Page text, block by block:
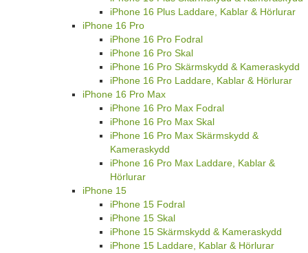
iPhone 16 Plus Laddare, Kablar & Hörlurar
iPhone 16 Pro
iPhone 16 Pro Fodral
iPhone 16 Pro Skal
iPhone 16 Pro Skärmskydd & Kameraskydd
iPhone 16 Pro Laddare, Kablar & Hörlurar
iPhone 16 Pro Max
iPhone 16 Pro Max Fodral
iPhone 16 Pro Max Skal
iPhone 16 Pro Max Skärmskydd &
Kameraskydd
iPhone 16 Pro Max Laddare, Kablar &
Hörlurar
iPhone 15
iPhone 15 Fodral
iPhone 15 Skal
iPhone 15 Skärmskydd & Kameraskydd
iPhone 15 Laddare, Kablar & Hörlurar